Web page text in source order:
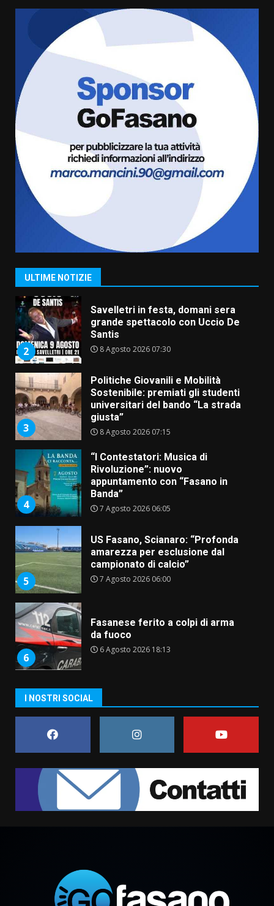
ULTIME NOTIZIE
amarezza per esclusione dal
campionato di calcio”
7 Agosto 2026 06:00
Fasanese ferito a colpi di arma
da fuoco
6 Agosto 2026 18:13
Carta d’identità: continua il piano
di aperture straordinarie del
Comune di Fasano
6 Agosto 2026 14:16
1
La Banda Città di Fasano apre
ufficialmente la Festa di
2
Savelletri in festa, domani sera
grande spettacolo con Uccio De
Santis
8 Agosto 2026 07:30
3
Politiche Giovanili e Mobilità
Sostenibile: premiati gli studenti
universitari del bando “La strada
giusta”
8 Agosto 2026 07:15
4
“I Contestatori: Musica di
Rivoluzione”: nuovo
appuntamento con “Fasano in
Banda”
7 Agosto 2026 06:05
5
US Fasano, Scianaro: “Profonda
amarezza per esclusione dal
campionato di calcio”
7 Agosto 2026 06:00
6
Fasanese ferito a colpi di arma
da fuoco
6 Agosto 2026 18:13
di aperture straordinarie del
Comune di Fasano
6 Agosto 2026 14:16
1
La Banda Città di Fasano apre
ufficialmente la Festa di
Savelletri
8 Agosto 2026 11:00
Santis
8 Agosto 2026 07:30
I NOSTRI SOCIAL